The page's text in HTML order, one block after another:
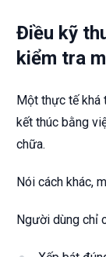
Điều kỹ
kiểm tra
Một thực tế khá
kết thúc bằng
chữa.
Nói cách khác,
Người dùng chỉ